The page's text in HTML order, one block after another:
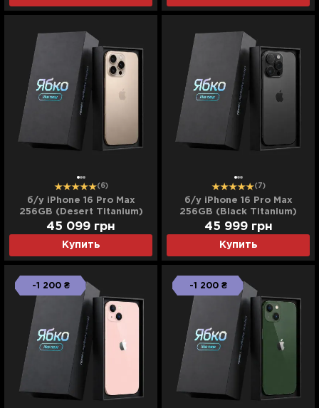
(6)
б/у iPhone 16 Pro Max
256GB (Desert Titanium)
(Как Новый)
Купить
45 099 грн
(7)
б/у iPhone 16 Pro Max
256GB (Black Titanium)
(Как Новый)
Купить
45 999 грн
-1 200 ₴ -1 200 ₴